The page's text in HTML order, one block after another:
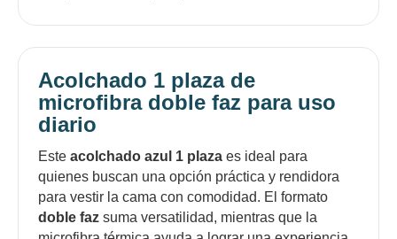
Acolchado 1 plaza de
microfibra doble faz para uso
diario
Este acolchado azul 1 plaza es ideal para
quienes buscan una opción práctica y rendidora
para vestir la cama con comodidad. El formato
doble faz suma versatilidad, mientras que la